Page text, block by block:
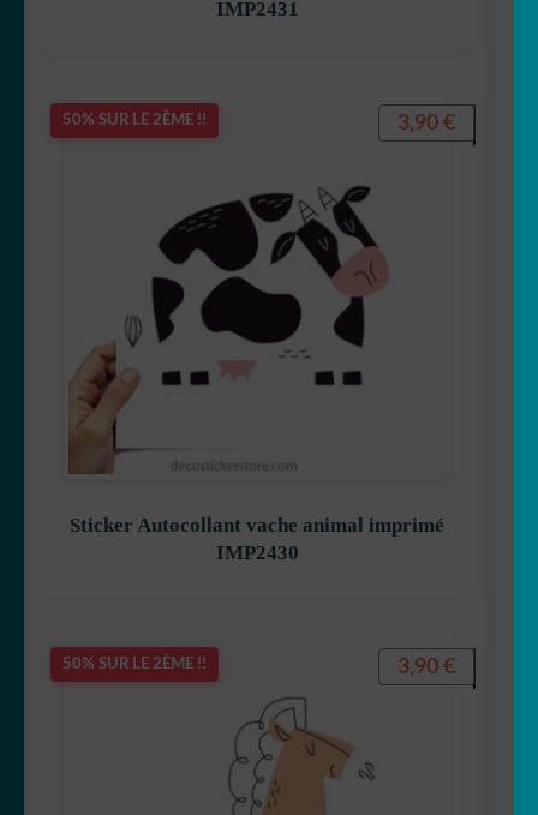
IMP2431
50% SUR LE 2ÈME !!
Sticker Autocollant vache animal imprimé
IMP2430
3,90 €
50% SUR LE 2ÈME !! 3,90 €